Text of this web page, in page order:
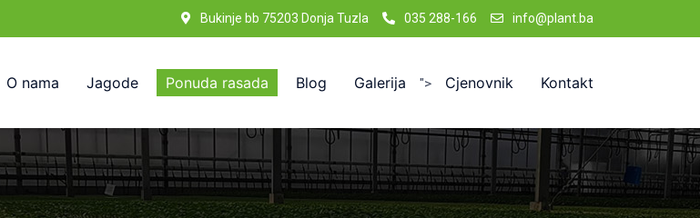
Bukinje bb 75203 Donja Tuzla 035 288-166 info@plant.ba
O nama Jagode Ponuda rasada Blog Galerija "> Cjenovnik Kontakt